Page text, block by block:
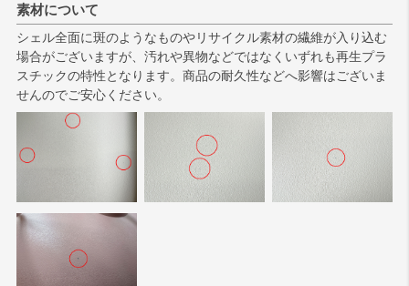
素材について
シェル全面に斑のようなものやリサイクル素材の繊維が入り込む
場合がございますが、汚れや異物などではなくいずれも再生プラ
スチックの特性となります。商品の耐久性などへ影響はございま
せんのでご安心ください。